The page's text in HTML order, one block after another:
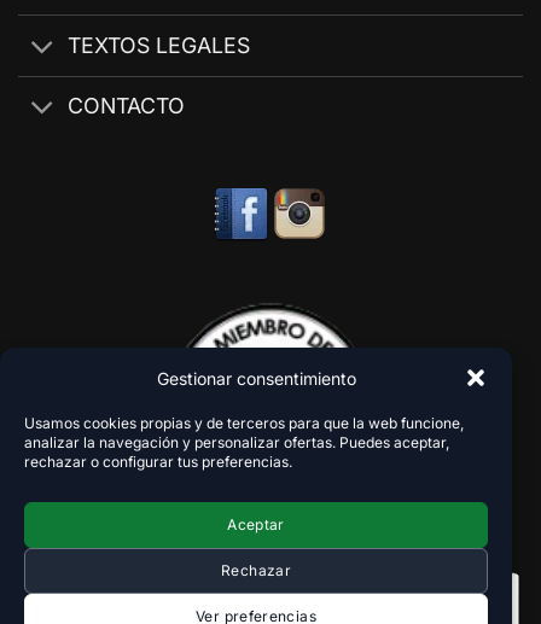
Gestionar consentimiento
Usamos cookies propias y de terceros para que la web funcione,
analizar la navegación y personalizar ofertas. Puedes aceptar,
rechazar o configurar tus preferencias.
Aceptar
Rechazar
Ver preferencias
TEXTOS LEGALES
CONTACTO